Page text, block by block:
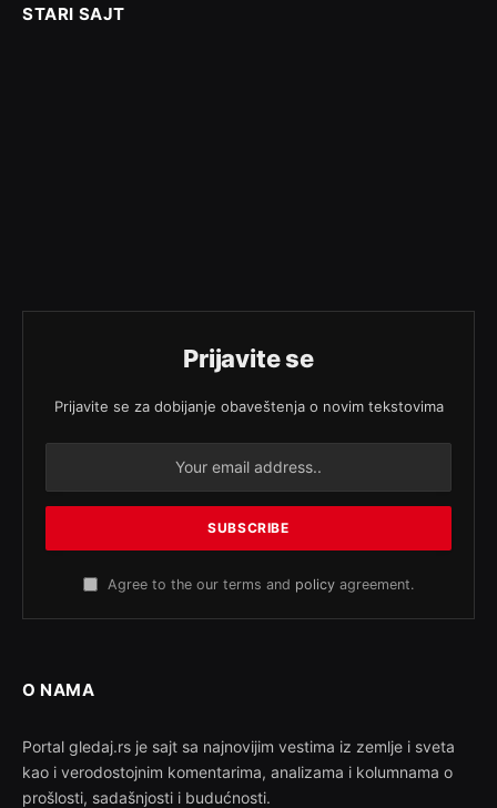
STARI SAJT
Prijavite se
Prijavite se za dobijanje obaveštenja o novim tekstovima
Agree to the our terms and policy agreement.
O NAMA
Portal gledaj.rs je sajt sa najnovijim vestima iz zemlje i sveta
kao i verodostojnim komentarima, analizama i kolumnama o
prošlosti, sadašnjosti i budućnosti.